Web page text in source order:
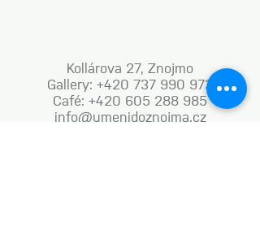
Kollárova 27, Znojmo
Gallery: +420 737 990 973
Café: +420 605 288 985
info@umenidoznojma.cz